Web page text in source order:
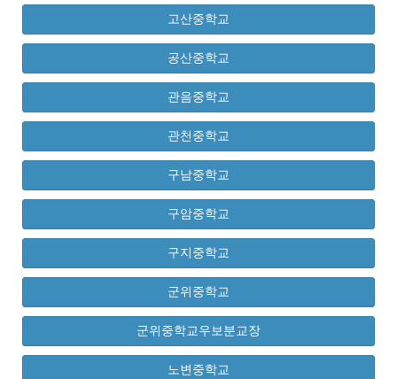
고산중학교
공산중학교
관음중학교
관천중학교
구남중학교
구암중학교
구지중학교
군위중학교
군위중학교우보분교장
노변중학교